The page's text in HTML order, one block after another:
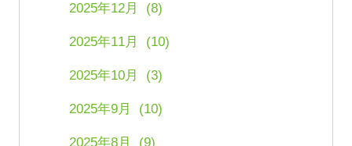
2025年12月 (8)
2025年11月 (10)
2025年10月 (3)
2025年9月 (10)
2025年8月 (9)